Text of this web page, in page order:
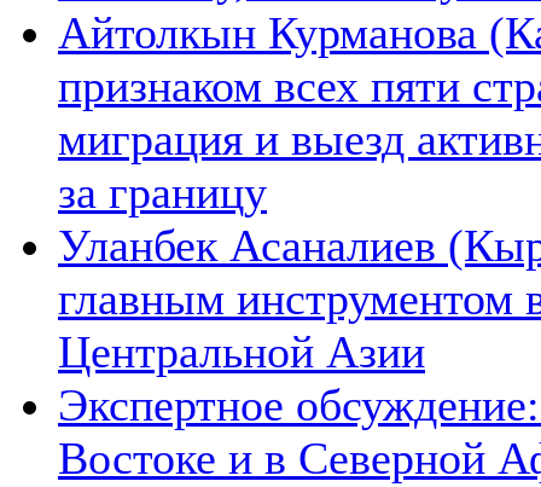
Айтолкын Курманова
признаком всех пяти
миграция и выезд
за границу
Уланбек Асаналиев
главным инструментом
Центральной Азии
Экспертное
Востоке и в Северной